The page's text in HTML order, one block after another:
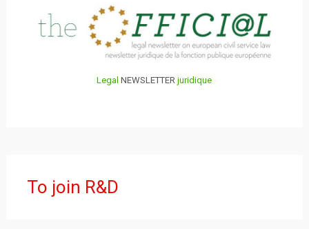
Legal NEWSLETTERjuridique
To join R&D